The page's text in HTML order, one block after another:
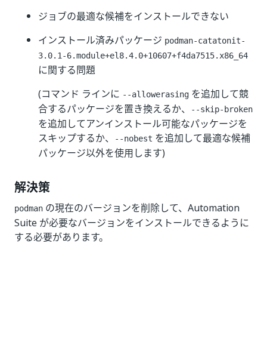
ジョブの最適な候補をインストールできない
インストール済みパッケージ podman-catatonit-
3.0.1-6.module+el8.4.0+10607+f4da7515.x86_64
に関する問題
(コマンド ラインに --allowerasing を追加して競
合するパッケージを置き換えるか、
--skip-broken
を追加してアンインストール可能なパッケージを
スキップするか、
--nobest を追加して最適な候補
パッケージ以外を使用します)
解決策
podman の現在のバージョンを削除して、Automation
Suite が必要なバージョンをインストールできるように
する必要があります。